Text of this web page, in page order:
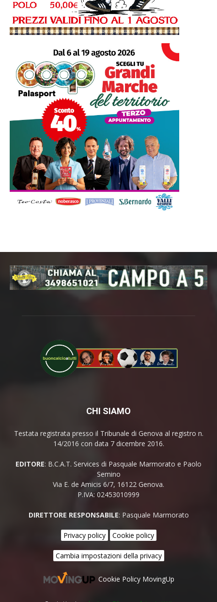
CHI SIAMO
Testata registrata presso il Tribunale di Genova al registro n.
14/2016 con data 7 dicembre 2016.
EDITORE: B.C.A.T. Services di Pasquale Marmorato e Paolo
Semino
Via E. de Amicis 6/7, 16122 Genova.
P.IVA: 02453010999
DIRETTORE RESPONSABILE: Pasquale Marmorato
Privacy policy Cookie policy
Cambia impostazioni della privacy
Cookie Policy MovingUp